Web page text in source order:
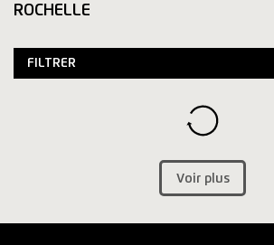
ROCHELLE
FILTRER
Voir plus